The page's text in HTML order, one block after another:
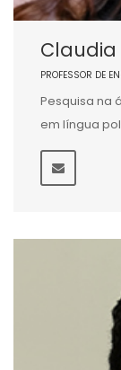
Claudia
PROFESSOR DE
Pesquisa na
em língua